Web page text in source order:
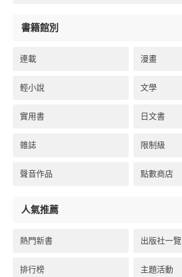
書籍館別
連載 漫畫
輕小說 文學
實用書 日文書
雜誌 限制級
聲音作品 點數商店
人氣推薦
熱門新書 出版社一覽
排行榜 主題活動